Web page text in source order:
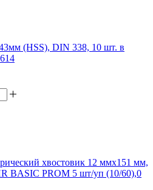
(HSS), DIN 338, 10 шт. в
хвостовик 12 ммx151 мм,
BASIC PROM 5 шт/уп (10/60),0